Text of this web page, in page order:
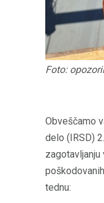
Foto:
Obveščamo
delo (IRSD)
tednu: